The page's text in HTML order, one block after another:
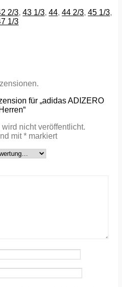
2/3, 43 1/3, 44, 44 2/3, 45 1/3,
1/3
für „adidas ADIZERO
nicht veröffentlicht.
mit* markiert